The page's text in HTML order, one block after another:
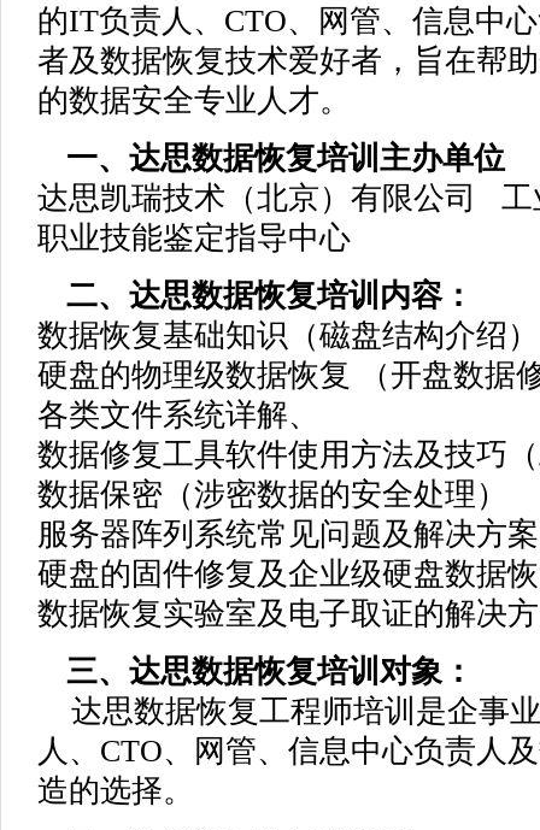
的IT负责人、CTO、网管、信息中
者及数据恢复技术爱好者，旨在帮
的数据安全专业人才。
一、达思数据恢复培训主办单位
达思凯瑞技术（北京）有限公司 工
职业技能鉴定指导中心
二、达思数据恢复培训内容：
数据恢复基础知识（磁盘结构介绍
硬盘的物理级数据恢复 （开盘数据
各类文件系统详解、
数据修复工具软件使用方法及技巧
数据保密（涉密数据的安全处理）
服务器阵列系统常见问题及解决方
硬盘的固件修复及企业级硬盘数据
数据恢复实验室及电子取证的解决
三、达思数据恢复培训对象：
达思数据恢复工程师培训是企事
人、CTO、网管、信息中心负责人
造的选择。